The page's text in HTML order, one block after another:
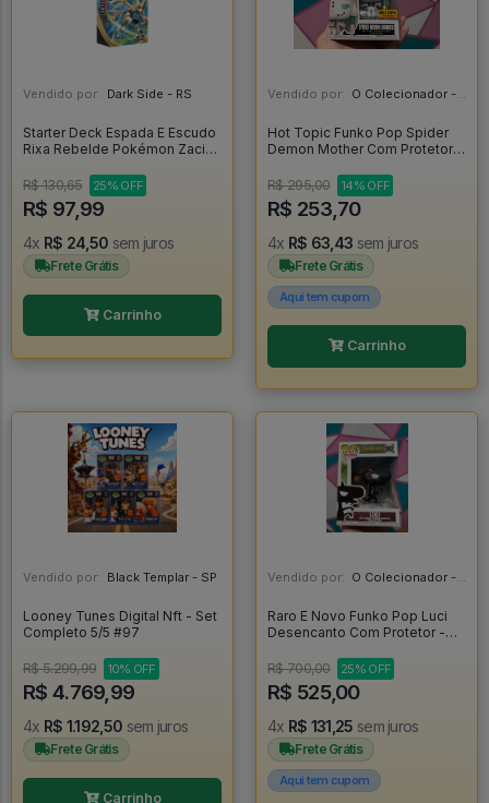
Vendido por: Dark Side - RS
Starter Deck Espada E Escudo
Rixa Rebelde Pokémon Zacian
R$ 130,65
25% OFF
R$ 97,99
4x R$ 24,50 sem juros
Frete Grátis
Carrinho
Vendido por: O Colecionador - SP
Hot Topic Funko Pop Spider
Demon Mother Com Protetor -
R$ 295,00
14% OFF
R$ 253,70
4x R$ 63,43 sem juros
Frete Grátis
Aqui tem cupom
Carrinho
Vendido por: Black Templar - SP
Looney Tunes Digital Nft - Set
Completo 5/5 #97
R$ 5.299,99 10% OFF
R$ 4.769,99
4x R$ 1.192,50 sem juros
Frete Grátis
Carrinho
Vendido por: O Colecionador - SP
Raro E Novo Funko Pop Luci
Desencanto Com Protetor -
R$ 700,00
25% OFF
R$ 525,00
4x R$ 131,25 sem juros
Frete Grátis
Aqui tem cupom